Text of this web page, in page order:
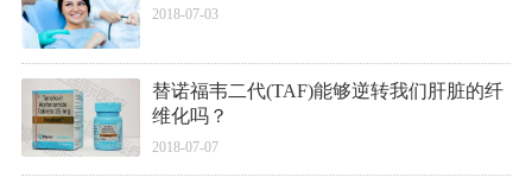
2018-07-03
替诺福韦二代(TAF)能够逆转我们肝脏的纤
维化吗？
2018-07-07